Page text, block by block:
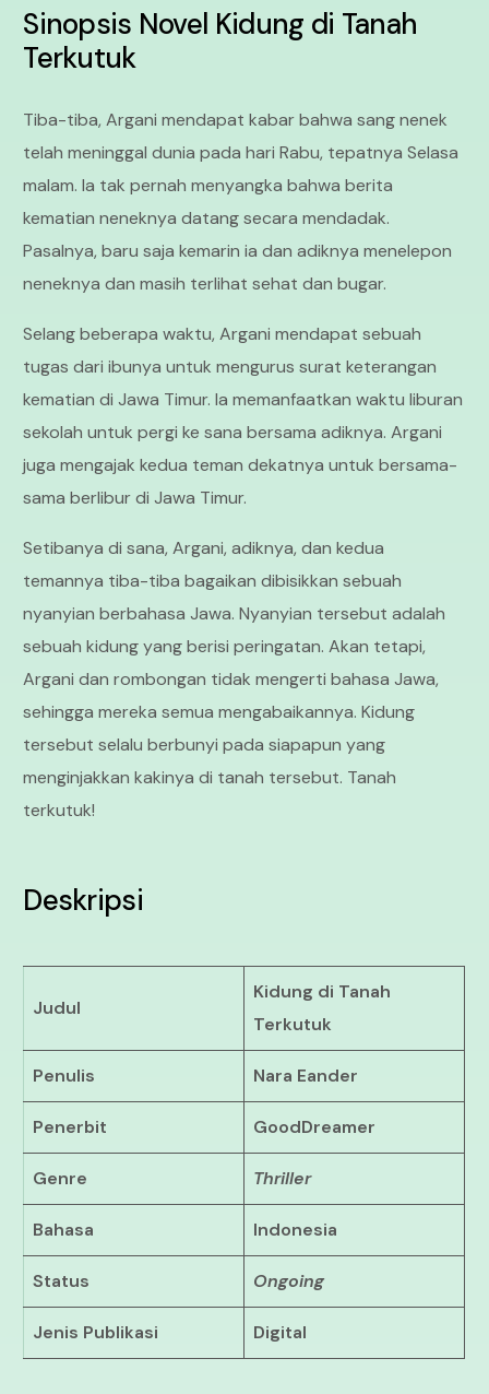
Sinopsis Novel Kidung di Tanah
Terkutuk
Tiba-tiba, Argani mendapat kabar bahwa sang nenek
telah meninggal dunia pada hari Rabu, tepatnya Selasa
malam. Ia tak pernah menyangka bahwa berita
kematian neneknya datang secara mendadak.
Pasalnya, baru saja kemarin ia dan adiknya menelepon
neneknya dan masih terlihat sehat dan bugar.
Selang beberapa waktu, Argani mendapat sebuah
tugas dari ibunya untuk mengurus surat keterangan
kematian di Jawa Timur. Ia memanfaatkan waktu liburan
sekolah untuk pergi ke sana bersama adiknya. Argani
juga mengajak kedua teman dekatnya untuk bersama-
sama berlibur di Jawa Timur.
Setibanya di sana, Argani, adiknya, dan kedua
temannya tiba-tiba bagaikan dibisikkan sebuah
nyanyian berbahasa Jawa. Nyanyian tersebut adalah
sebuah kidung yang berisi peringatan. Akan tetapi,
Argani dan rombongan tidak mengerti bahasa Jawa,
sehingga mereka semua mengabaikannya. Kidung
tersebut selalu berbunyi pada siapapun yang
menginjakkan kakinya di tanah tersebut. Tanah
terkutuk!
Deskripsi
Judul
Kidung di Tanah
Terkutuk
Penulis Nara Eander
Penerbit GoodDreamer
Genre Thriller
Bahasa Indonesia
Status Ongoing
Jenis Publikasi Digital